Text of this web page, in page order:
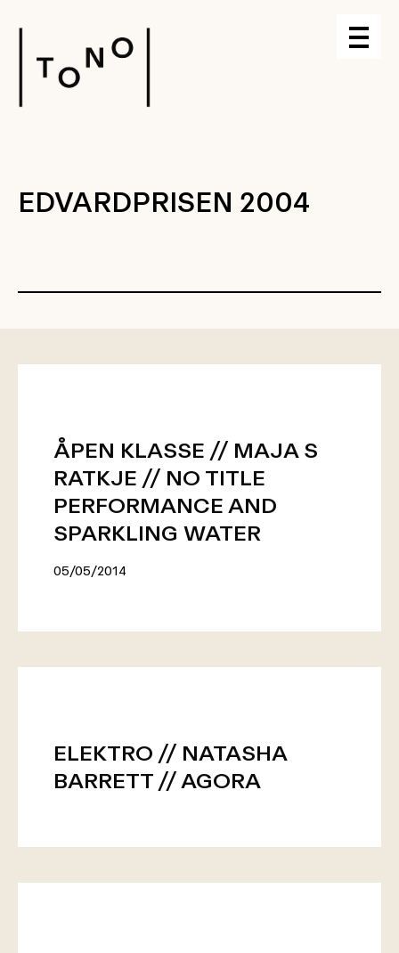
EDVARDPRISEN 2004
ÅPEN KLASSE // MAJA S
RATKJE // NO TITLE
PERFORMANCE AND
SPARKLING WATER
05/05/2014
ELEKTRO // NATASHA
BARRETT // AGORA